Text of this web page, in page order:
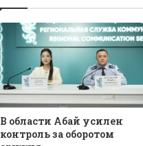
В области Абай усилен
контроль за оборотом